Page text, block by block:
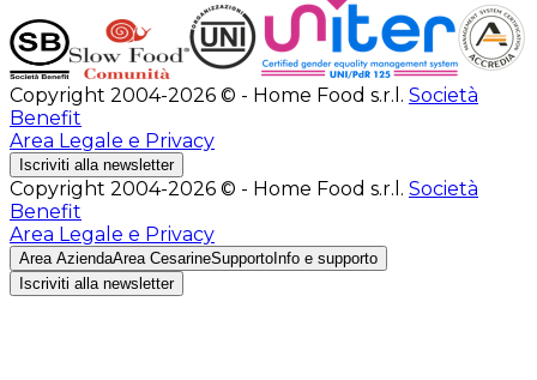
Copyright 2004-2026 © - Home Food s.r.l. Società
Benefit
Area Legale e Privacy
Iscriviti alla newsletter
Copyright 2004-2026 © - Home Food s.r.l. Società
Benefit
Area Legale e Privacy
Area AziendaArea CesarineSupporto Info e supporto
Iscriviti alla newsletter